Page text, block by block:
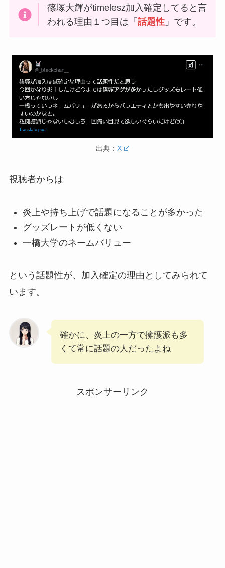
篠塚大輝がtimelesz加入確定してると言
われる理由１つ目は「話題性 」です。
出典：X
視聴者からは
炎上や持ち上げで話題になることが多かった
グッズレートが低くない
一橋大学のネームバリュー
という話題性が、加入確定の理由としてみられて
います。
確かに、炎上の一方で擁護派も多
くて常に話題の人だったよね
スポンサーリンク